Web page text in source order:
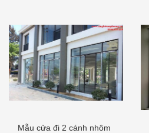
Mẫu cửa đi 2 cánh nhôm